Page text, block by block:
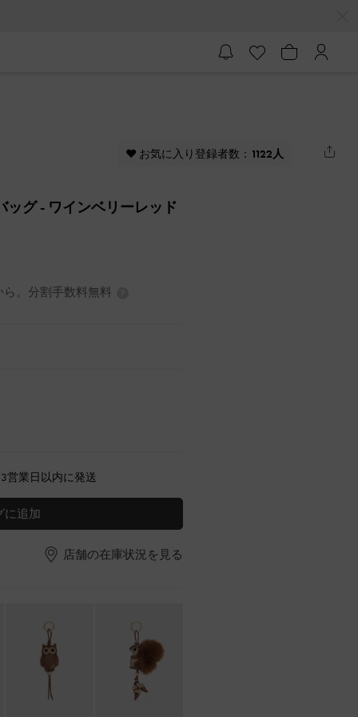
♥ お気に入り登録者数： 1122人
ッグ- ワインベリーレッド
。分割手数料無料
営業日以内に発送
に追加
店舗の在庫状況を見る